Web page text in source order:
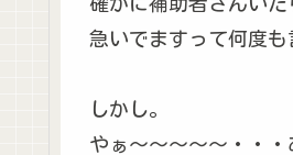
急いでますって何度も
しかし。
やぁ～～～～～・・